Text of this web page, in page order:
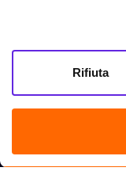
informazioni che
tuo utilizzo dei loro
Rifiuta
Farma.it S.a.s. P. IVA
CREDITS
Sede legale Via delle